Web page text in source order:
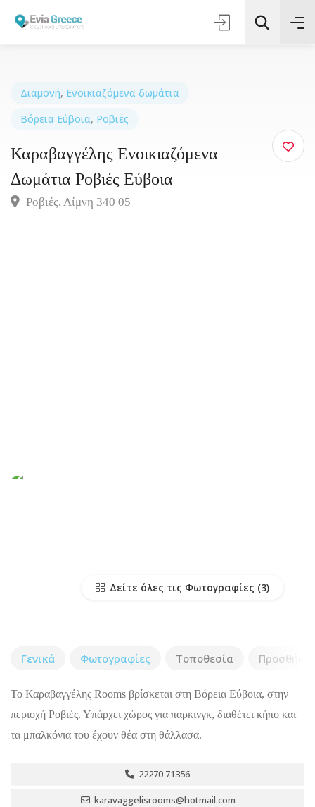
Τοποθεσία
Όλες οι Κατηγορίες
Διαμονή, Ενοικιαζόμενα δωμάτια
Βόρεια Εύβοια, Ροβιές
Καραβαγγέλης Ενοικιαζόμενα
Δωμάτια Ροβιές Εύβοια
Ροβιές, Λίμνη 340 05
Δείτε όλες τις Φωτογραφίες
Γενικά Φωτογραφίες Τοποθεσία Προσθήκη
Το Καραβαγγέλης Rooms βρίσκεται στη Βόρεια Εύβοια, στην
περιοχή Ροβιές. Υπάρχει χώρος για παρκινγκ, διαθέτει κήπο και
τα μπαλκόνια του έχουν θέα στη θάλλασα.
22270 71356
karavaggelisrooms@hotmail.com